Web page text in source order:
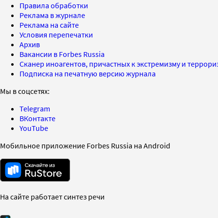
Правила обработки
Реклама в журнале
Реклама на сайте
Условия перепечатки
Архив
Вакансии в Forbes Russia
Сканер иноагентов, причастных к экстремизму и
Подписка на печатную версию журнала
Мы в соцсетях:
Telegram
ВКонтакте
YouTube
Мобильное приложение Forbes Russia на Android
На сайте работает синтез речи